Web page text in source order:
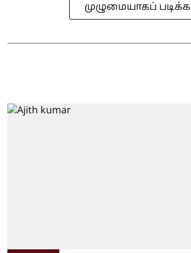
முழுமையாகப் படிக்க